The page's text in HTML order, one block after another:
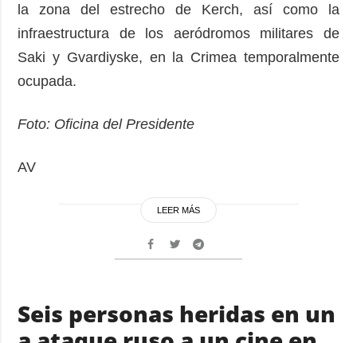
la zona del estrecho de Kerch, así como la
infraestructura de los aeródromos militares de
Saki y Gvardiyske, en la Crimea temporalmente
ocupada.
Foto: Oficina del Presidente
AV
LEER MÁS
Seis personas heridas en un